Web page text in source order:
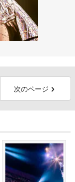
次のページ